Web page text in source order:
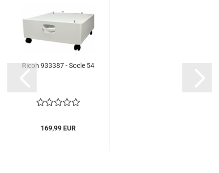
Ricoh 933387 - Socle 54
169,99 EUR